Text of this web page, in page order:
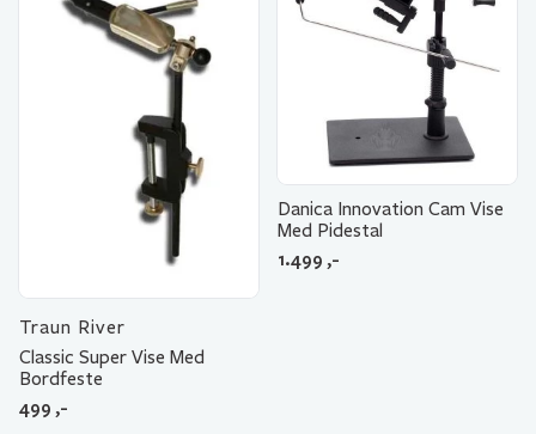
Traun River
Classic Super Vise Med
Bordfeste
499 ,-
Danica Innovation Cam Vise
Med Pidestal
1.499 ,-